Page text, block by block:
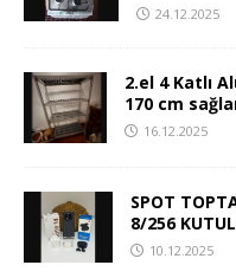
24.12.2025
2.el 4 Katlı
170 cm
16.12.2025
SPOT
8/256
10.12.2025